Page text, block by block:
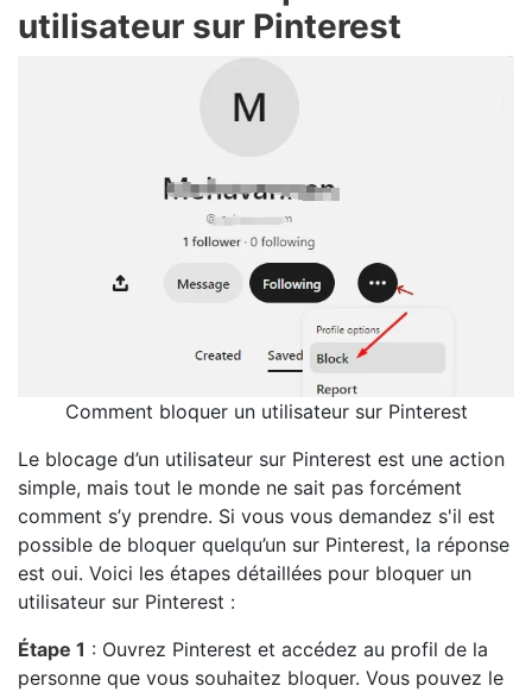
utilisateur sur Pinterest
Comment bloquer un utilisateur sur Pinterest
Le blocage d’un utilisateur sur Pinterest est une action
simple, mais tout le monde ne sait pas forcément
comment s’y prendre. Si vous vous demandez s'il est
possible de bloquer quelqu’un sur Pinterest, la réponse
est oui. Voici les étapes détaillées pour bloquer un
utilisateur sur Pinterest :
Étape 1 : Ouvrez Pinterest et accédez au profil de la
personne que vous souhaitez bloquer. Vous pouvez le